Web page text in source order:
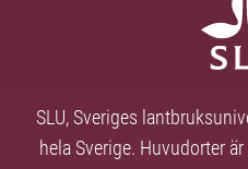
SLU, Sveriges
hela Sverige. Huvudorter